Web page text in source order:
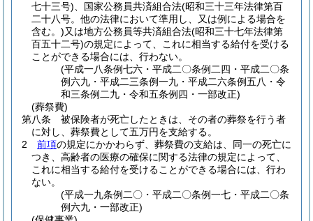
七十三号) 、国家公務員共済組合法(昭和三十三年法律第百
二十八号。他の法律において準用し、又は例による場合を
含む。)又は地方公務員等共済組合法(昭和三十七年法律第
百五十二号)の規定によって、これに相当する給付を受ける
ことができる場合には、行わない。
(平成一八条例七六・平成二〇条例二四・平成二〇条
例六九・平成二三条例一九・平成二六条例五八・令
和三条例二九・令和五条例四・一部改正)
(葬祭費)
第八条
被保険者が死亡したときは、その者の葬祭を行う者
に対し、葬祭費として五万円を支給する。
2
前項の規定にかかわらず、葬祭費の支給は、同一の死亡に
つき、高齢者の医療の確保に関する法律の規定によって、
これに相当する給付を受けることができる場合には、行わ
ない。
(平成一九条例二〇・平成二〇条例一七・平成二〇条
例六九・一部改正)